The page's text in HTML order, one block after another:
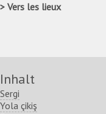
Vers les lieux
Inhalt
Sergi
Yola çikiş